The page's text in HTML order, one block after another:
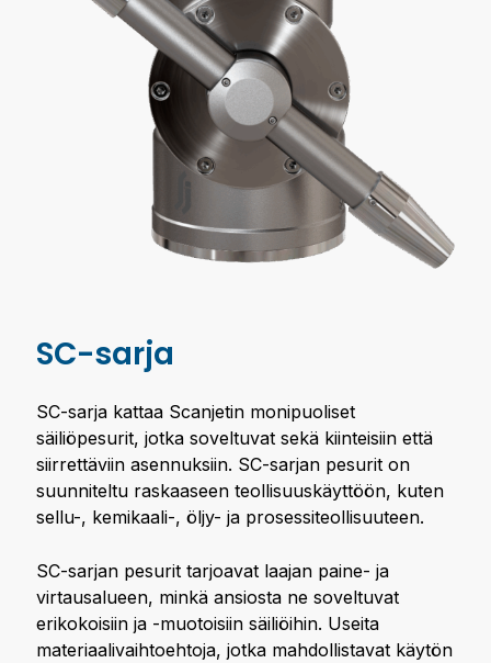
SC-sarja
SC-sarja kattaa Scanjetin monipuoliset
säiliöpesurit, jotka soveltuvat sekä kiinteisiin että
siirrettäviin asennuksiin. SC-sarjan pesurit on
suunniteltu raskaaseen teollisuuskäyttöön, kuten
sellu-, kemikaali-, öljy- ja prosessiteollisuuteen.
SC-sarjan pesurit tarjoavat laajan paine- ja
virtausalueen, minkä ansiosta ne soveltuvat
erikokoisiin ja -muotoisiin säiliöihin. Useita
materiaalivaihtoehtoja, jotka mahdollistavat käytön